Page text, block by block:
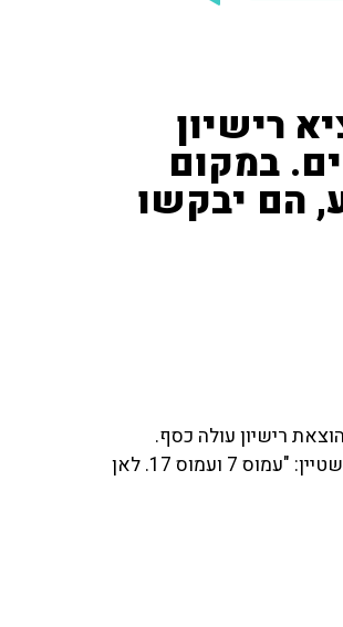
רישיון
במקום
הם יבקשו
רישיון עולה כסף.
וגם, כבוד לתעשיה הישראלית ששיגרה לווין לחלל. הסטנדאפיסטית לבנת גולדשטיין: "עמוס 7 ועמוס 17. לאן